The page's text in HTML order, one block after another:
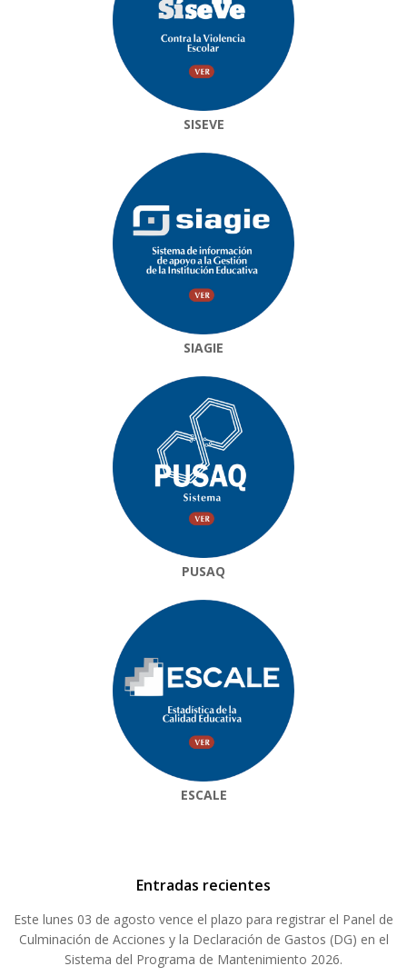
SISEVE
SIAGIE
PUSAQ
ESCALE
Entradas recientes
Este lunes 03 de agosto vence el plazo para registrar el Panel de
Culminación de Acciones y la Declaración de Gastos (DG) en el
Sistema del Programa de Mantenimiento 2026.